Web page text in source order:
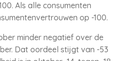
Als alle consumenten
op -100.
minder negatief over de
Dat oordeel stijgt van -53